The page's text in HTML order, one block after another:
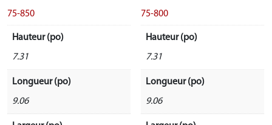
75-850
Hauteur (po)
7.31
Longueur (po)
9.06
75-800
Hauteur (po)
7.31
Longueur (po)
9.06